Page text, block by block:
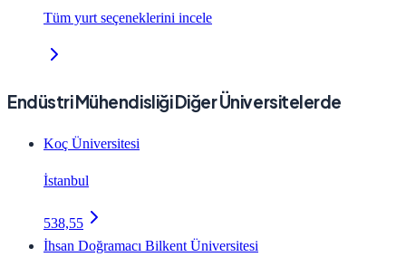
Tüm yurt seçeneklerini incele
Endüstri Mühendisliği Diğer Üniversitelerde
Koç Üniversitesi
İstanbul
538,55
İhsan Doğramacı Bilkent Üniversitesi